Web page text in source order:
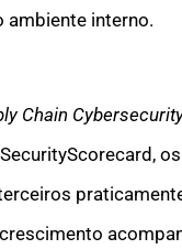
ambiente interno.
Chain